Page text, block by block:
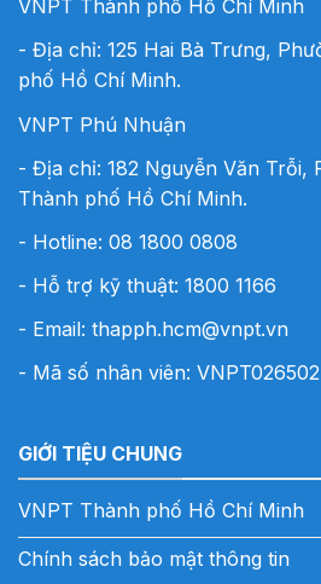
VNPT Thành phố Hồ Chí Minh
- Địa chỉ: 125 Hai Bà Trưng,
phố Hồ Chí Minh.
VNPT Phú Nhuận
- Địa chỉ: 182 Nguyễn Văn Trỗi,
Thành phố Hồ Chí Minh.
- Hotline: 08 1800 0808
- Hỗ trợ kỹ thuật: 1800 1166
- Email: thapph.hcm@vnpt.vn
- Mã số nhân viên:
GIỚI TIỆU CHUNG
VNPT Thành phố Hồ Chí Minh
Chính sách bảo mật thông tin